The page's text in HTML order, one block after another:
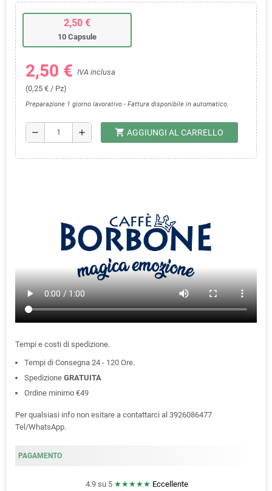
2,50 €
10 Capsule
2,50 € IVA inclusa
(0,25 € / Pz)
Preparazione 1 giorno lavorativo - Fattura disponibile in automatico.
remove add shopping_cart AGGIUNGI AL CARRELLO
Tempi e costi di spedizione.
Tempi di Consegna 24 - 120 Ore.
Spedizione GRATUITA
Ordine minimo €49
Per qualsiasi info non esitare a contattarci al 3926086477
Tel/WhatsApp.
PAGAMENTO
4.9 su 5 ★★★★★ Eccellente